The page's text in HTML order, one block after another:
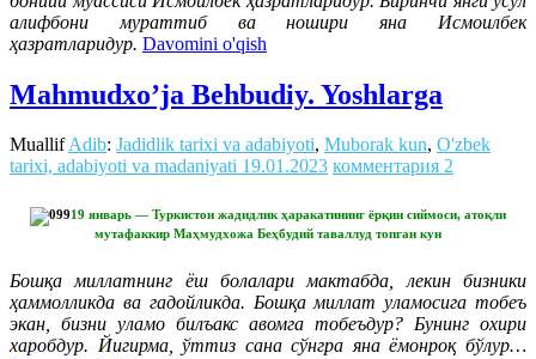
алифбони мураттиб ва ношири яна Исмоилбек
ҳазратларидур. Davomini o'qish
Mahmudxo’ja Behbudiy. Yoshlarga
MuallifAdib: Jadidlik tarixi va adabiyoti, Muborak kun, O'zbek
tarixi, adabiyoti va madaniyati 19.01.2023 комментария 2
19 январь — Туркистон жадидлик ҳаракатининг ёрқин сиймоси, атоқли
мутафаккир Маҳмудхожа Беҳбудий таваллуд топган кун
Бошқа миллатнинг ёш болалари мактабда, лекин бизники
ҳаммолликда ва гадойликда. Бошқа миллат уламосига тобеъ
экан, бизни уламо билъакс авомга тобеъдур? Бунинг охири
харобдур. Йигирма, ўттиз сана сўнгра яна ёмонроқ бўлур…